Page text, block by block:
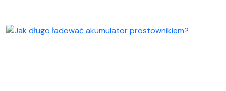
niezależnie od Twojego doświadczenia w